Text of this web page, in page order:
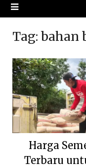
Tag: bahan
Harga
Terbaru